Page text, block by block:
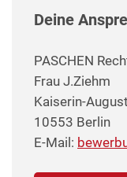
Deine
PASCHEN
Frau J.Ziehm
Kaiserin-
10553 Berlin
E-Mail: